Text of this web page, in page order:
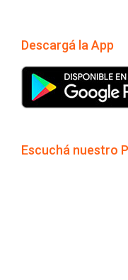
Descargá la App
Escuchá nuestro